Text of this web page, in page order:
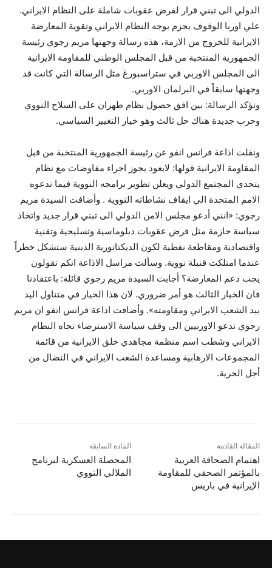
الدولي الى تبني قرار لفرض عقوبات شاملة على النظام الايراني.
علي اوربا الوقوف بحزم بوجه النظام الايراني وتقوية المعارضة
الايرانية للخروج من الازمة، هذه رسالة وجهتها مريم رجوي رئيسة
الجمهورية المنتخبة من قبل المجلس الوطني للمقاومة الايرانية
الى المجلس الاوربي في ستراسبورغ مثل الرسالة التي كانت قد
وجهتها سابقاً في البرلمان الاوربي.
وتؤكد الرسالة: بين افق حصول نظام طهران على السلاح النووي
وحرب جديدة هناك حل ثالث وهو خيار التغيير السياسي.
ونقلت اذاعة فرانس انفو عن رئيسة الجمهورية المنتخبة من قبل
المقاومة الايرانية قولها: لايعود يجوز اجراء مفاوضات مع نظام
يتحدي المجتمع الدولي ويعلن تطوير برامجه النووية فيما تدعوه
الامم المتحدة الي ايقاف نشاطاته النووية . وأضافت السيدة مريم
رجوي: «انني أدعو مجلس الامن الدولي الى تبني قرار جديد واتخاذ
سياسة حازمة مثل فرض عقوبات دبلوماسية وتسليحية وتقنية
واقتصادية ومقاطعة نفطية لكون الديكتاتورية الدينية ستشكل خطراً
عندما امتلكت قنبلة نووية. وسألت مراسل الاذاعة انكم تقولون
يجب دعم المعارضة؟ أجابت السيدة مريم رجوي قائلة: باعتقادنا
فان الخيار الثالث هو أمر ضروري. لان هذا الخيار في متناول اليد
بيد الشعب الايراني ومقاومته». وأضافت اذاعة فرانس انفو ان مريم
رجوي تدعو الاوربيين الى وقف سياسة الاسترضاء تجاه النظام
الايراني وشطب اسم منظمة مجاهدي خلق الايرانية من قائمة
المجموعات الارهابية ومساعدة الشعب الايراني في النضال من
أجل الحرية.
المادة السابقة
المحصلة العسكرية لبرنامج
الملالي النووي
المقالة القادمة
اهتمام الصحافة العربية
بالمؤتمر الصحفي للمقاومة
الإيرانية في باريس